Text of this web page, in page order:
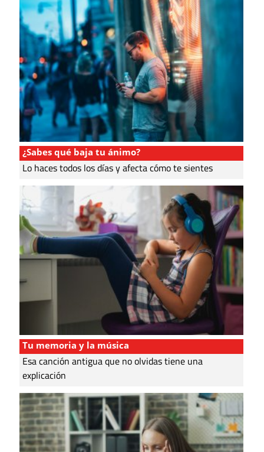
¿Sabes qué baja tu ánimo?
Lo haces todos los días y afecta cómo te sientes
Tu memoria y la música
Esa canción antigua que no olvidas tiene una
explicación